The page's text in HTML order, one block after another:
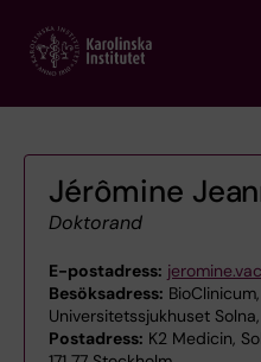
main
Jérômine
Doktorand
E-postadress:
Besöksadress:
Universitetssjukhuset
Postadress: K2 Medicin,